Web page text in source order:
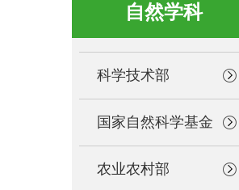
自然学科
科学技术部
国家自然科学基金
农业农村部